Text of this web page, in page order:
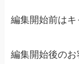
編集開始前はキ
編集開始後の